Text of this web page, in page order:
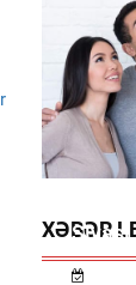
XƏBƏR
Siyasi